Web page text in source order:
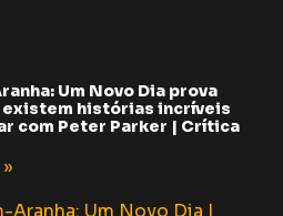
Um Novo Dia prova
existem histórias incríveis
com Peter Parker | Crítica